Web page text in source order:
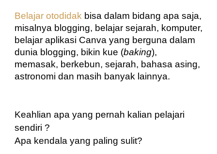
Belajar otodidak bisa dalam bidang apa saja,
misalnya blogging, belajar sejarah, komputer,
belajar aplikasi Canva yang berguna dalam
dunia blogging, bikin kue (baking),
memasak, berkebun, sejarah, bahasa asing,
astronomi dan masih banyak lainnya.
Keahlian apa yang pernah kalian pelajari
sendiri ?
Apa kendala yang paling sulit?